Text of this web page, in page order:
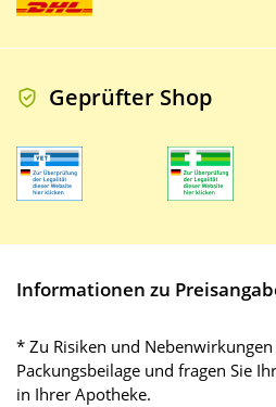
Geprüfter Shop
Informationen zu
* Zu Risiken und Nebenwirkungen
Packungsbeilage und fragen Sie
in Ihrer Apotheke.